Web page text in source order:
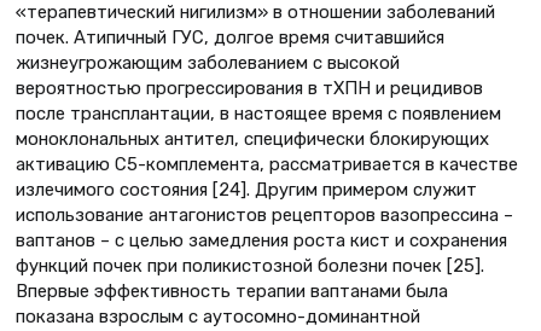
«терапевтический нигилизм» в отношении заболеваний
почек. Атипичный ГУС, долгое время считавшийся
жизнеугрожающим заболеванием с высокой
вероятностью прогрессирования в тХПН и рецидивов
после трансплантации, в настоящее время с появлением
моноклональных антител, специфически блокирующих
активацию С5-комплемента, рассматривается в качестве
излечимого состояния [24]. Другим примером служит
использование антагонистов рецепторов вазопрессина –
ваптанов – с целью замедления роста кист и сохранения
функций почек при поликистозной болезни почек [25].
Впервые эффективность терапии ваптанами была
показана взрослым с аутосомно-доминантной